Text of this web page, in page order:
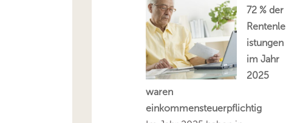
72 % der
Rentenle
istungen
im Jahr
2025
waren
einkommensteuerpflichtig